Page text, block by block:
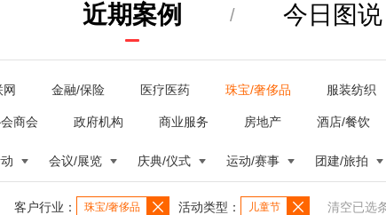
近期案例 / 今日图说
网 金融/保险 医疗医药 珠宝/奢侈品 服装纺织
商会 政府机构 商业服务 房地产 酒店/餐饮
会议/展览 庆典/仪式 运动/赛事 团建/旅拍
客户行业： 珠宝/奢侈品 活动类型： 儿童节 清空已选